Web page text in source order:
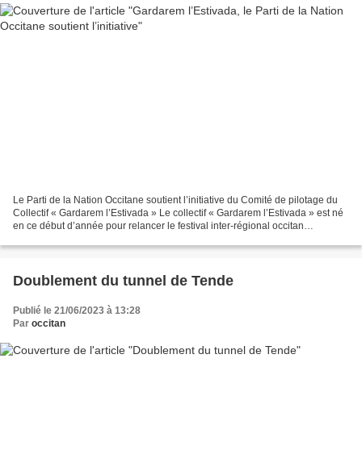
Le Parti de la Nation Occitane soutient l’initiative du Comité de pilotage du
Collectif « Gardarem l’Estivada » Le collectif « Gardarem l’Estivada » est né
en ce début d’année pour relancer le festival inter-régional occitan
Doublement du tunnel de Tende
Publié le 21/06/2023 à 13:28
Par occitan